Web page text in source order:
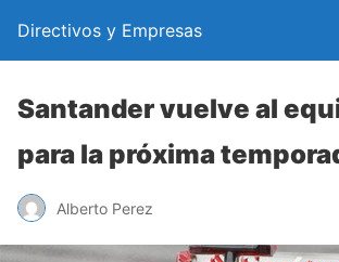
Directivos y Empresas
Santander vuelve al
para la próxima
Alberto Perez